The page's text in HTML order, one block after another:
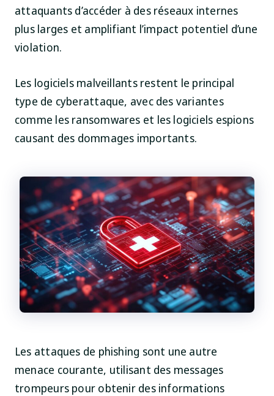
attaquants d’accéder à des réseaux internes
plus larges et amplifiant l’impact potentiel d’une
violation.
Les logiciels malveillants restent le principal
type de cyberattaque, avec des variantes
comme les ransomwares et les logiciels espions
causant des dommages importants.
Les attaques de phishing sont une autre
menace courante, utilisant des messages
trompeurs pour obtenir des informations